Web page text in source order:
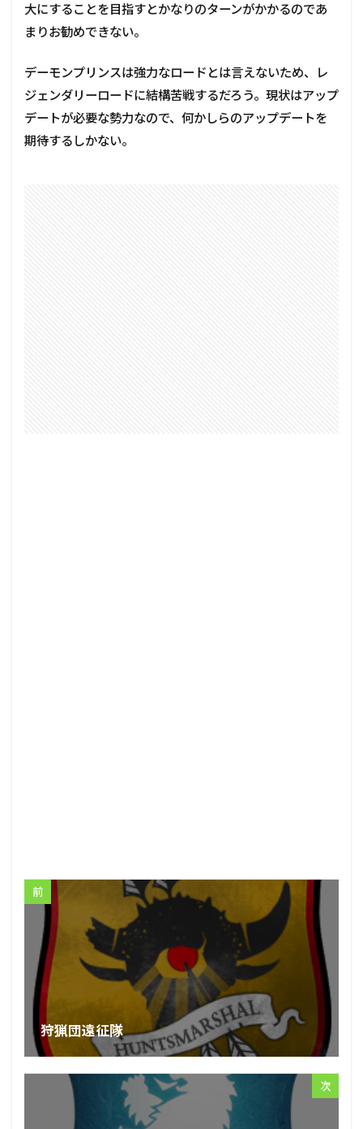
大にすることを目指すとかなりのターンがかかるのであ
まりお勧めできない。
デーモンプリンスは強力なロードとは言えないため、レ
ジェンダリーロードに結構苦戦するだろう。現状はアップ
デートが必要な勢力なので、何かしらのアップデートを
期待するしかない。
前
狩猟団遠征隊
次